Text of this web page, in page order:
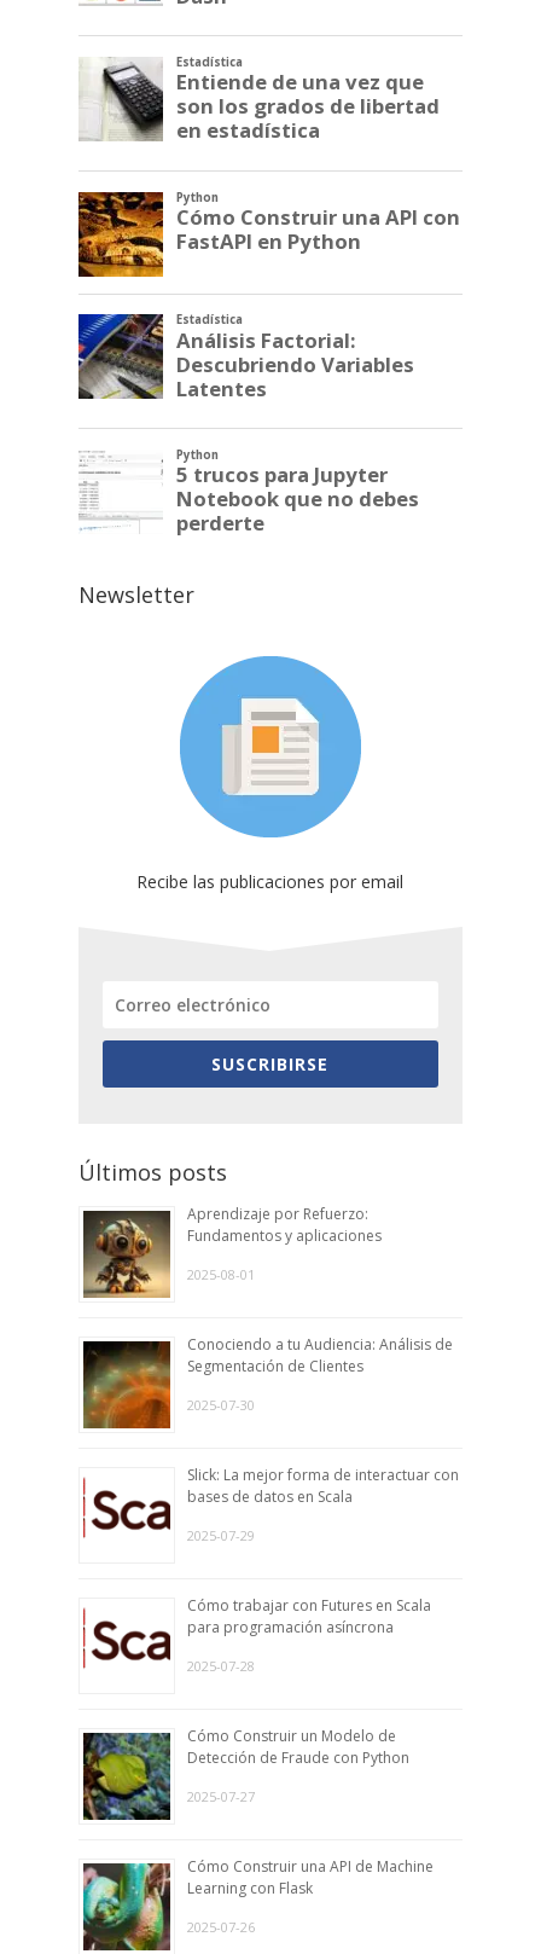
Newsletter
Recibe las publicaciones por email
SUSCRIBIRSE
Últimos posts
Aprendizaje por Refuerzo:
Fundamentos y aplicaciones
2025-08-01
Conociendo a tu Audiencia: Análisis de
Segmentación de Clientes
2025-07-30
Slick: La mejor forma de interactuar con
bases de datos en Scala
2025-07-29
Cómo trabajar con Futures en Scala
para programación asíncrona
2025-07-28
Cómo Construir un Modelo de
Detección de Fraude con Python
2025-07-27
Cómo Construir una API de Machine
Learning con Flask
2025-07-26